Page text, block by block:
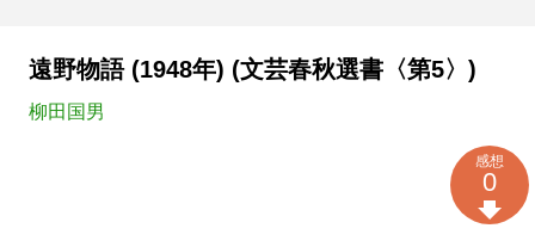
遠野物語 (1948年) (文芸春秋選書〈第5〉)
柳田国男
感想
0